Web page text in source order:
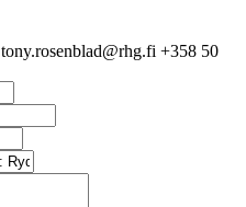
tony.rosenblad@rhg.fi +358 50